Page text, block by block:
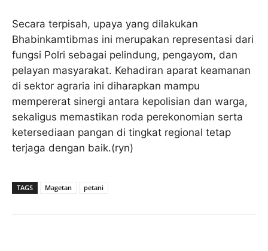
Secara terpisah, upaya yang dilakukan
Bhabinkamtibmas ini merupakan representasi dari
fungsi Polri sebagai pelindung, pengayom, dan
pelayan masyarakat. Kehadiran aparat keamanan
di sektor agraria ini diharapkan mampu
mempererat sinergi antara kepolisian dan warga,
sekaligus memastikan roda perekonomian serta
ketersediaan pangan di tingkat regional tetap
terjaga dengan baik.(ryn)
TAGS Magetan petani